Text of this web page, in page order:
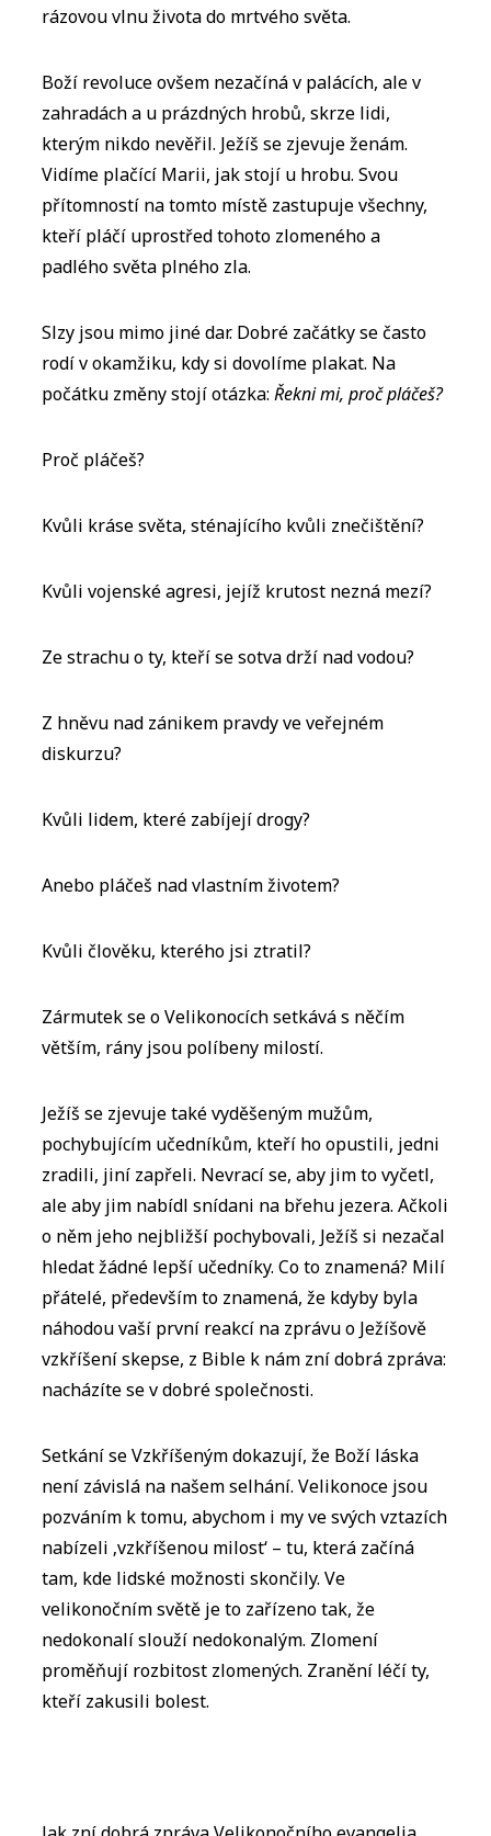
rázovou vlnu života do mrtvého světa.
Boží revoluce ovšem nezačíná v palácích, ale v
zahradách a u prázdných hrobů, skrze lidi,
kterým nikdo nevěřil. Ježíš se zjevuje ženám.
Vidíme plačící Marii, jak stojí u hrobu. Svou
přítomností na tomto místě zastupuje všechny,
kteří pláčí uprostřed tohoto zlomeného a
padlého světa plného zla.
Slzy jsou mimo jiné dar. Dobré začátky se často
rodí v okamžiku, kdy si dovolíme plakat. Na
počátku změny stojí otázka:Řekni mi, proč pláčeš?
Proč pláčeš?
Kvůli kráse světa, sténajícího kvůli znečištění?
Kvůli vojenské agresi, jejíž krutost nezná mezí?
Ze strachu o ty, kteří se sotva drží nad vodou?
Z hněvu nad zánikem pravdy ve veřejném
diskurzu?
Kvůli lidem, které zabíjejí drogy?
Anebo pláčeš nad vlastním životem?
Kvůli člověku, kterého jsi ztratil?
Zármutek se o Velikonocích setkává s něčím
větším, rány jsou políbeny milostí.
Ježíš se zjevuje také vyděšeným mužům,
pochybujícím učedníkům, kteří ho opustili, jedni
zradili, jiní zapřeli. Nevrací se, aby jim to vyčetl,
ale aby jim nabídl snídani na břehu jezera. Ačkoli
o něm jeho nejbližší pochybovali, Ježíš si nezačal
hledat žádné lepší učedníky. Co to znamená? Milí
přátelé, především to znamená, že kdyby byla
náhodou vaší první reakcí na zprávu o Ježíšově
vzkříšení skepse, z Bible k nám zní dobrá zpráva:
nacházíte se v dobré společnosti.
Setkání se Vzkříšeným dokazují, že Boží láska
není závislá na našem selhání. Velikonoce jsou
pozváním k tomu, abychom i my ve svých vztazích
nabízeli ‚vzkříšenou milost‘ – tu, která začíná
tam, kde lidské možnosti skončily. Ve
velikonočním světě je to zařízeno tak, že
nedokonalí slouží nedokonalým. Zlomení
proměňují rozbitost zlomených. Zranění léčí ty,
kteří zakusili bolest.